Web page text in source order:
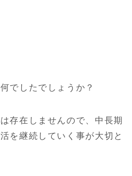
でしたでしょうか？
存在しませんので、中長期
を継続していく事が大切と